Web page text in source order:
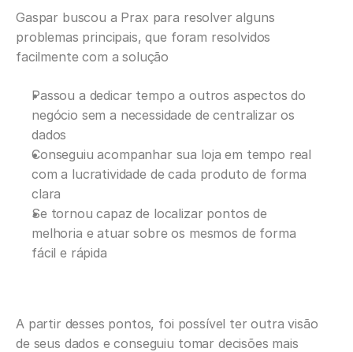
Gaspar buscou a Prax para resolver alguns
problemas principais, que foram resolvidos
facilmente com a solução
Passou a dedicar tempo a outros aspectos do
negócio sem a necessidade de centralizar os
dados
Conseguiu acompanhar sua loja em tempo real
com a lucratividade de cada produto de forma
clara
Se tornou capaz de localizar pontos de
melhoria e atuar sobre os mesmos de forma
fácil e rápida
A partir desses pontos, foi possível ter outra visão
de seus dados e conseguiu tomar decisões mais